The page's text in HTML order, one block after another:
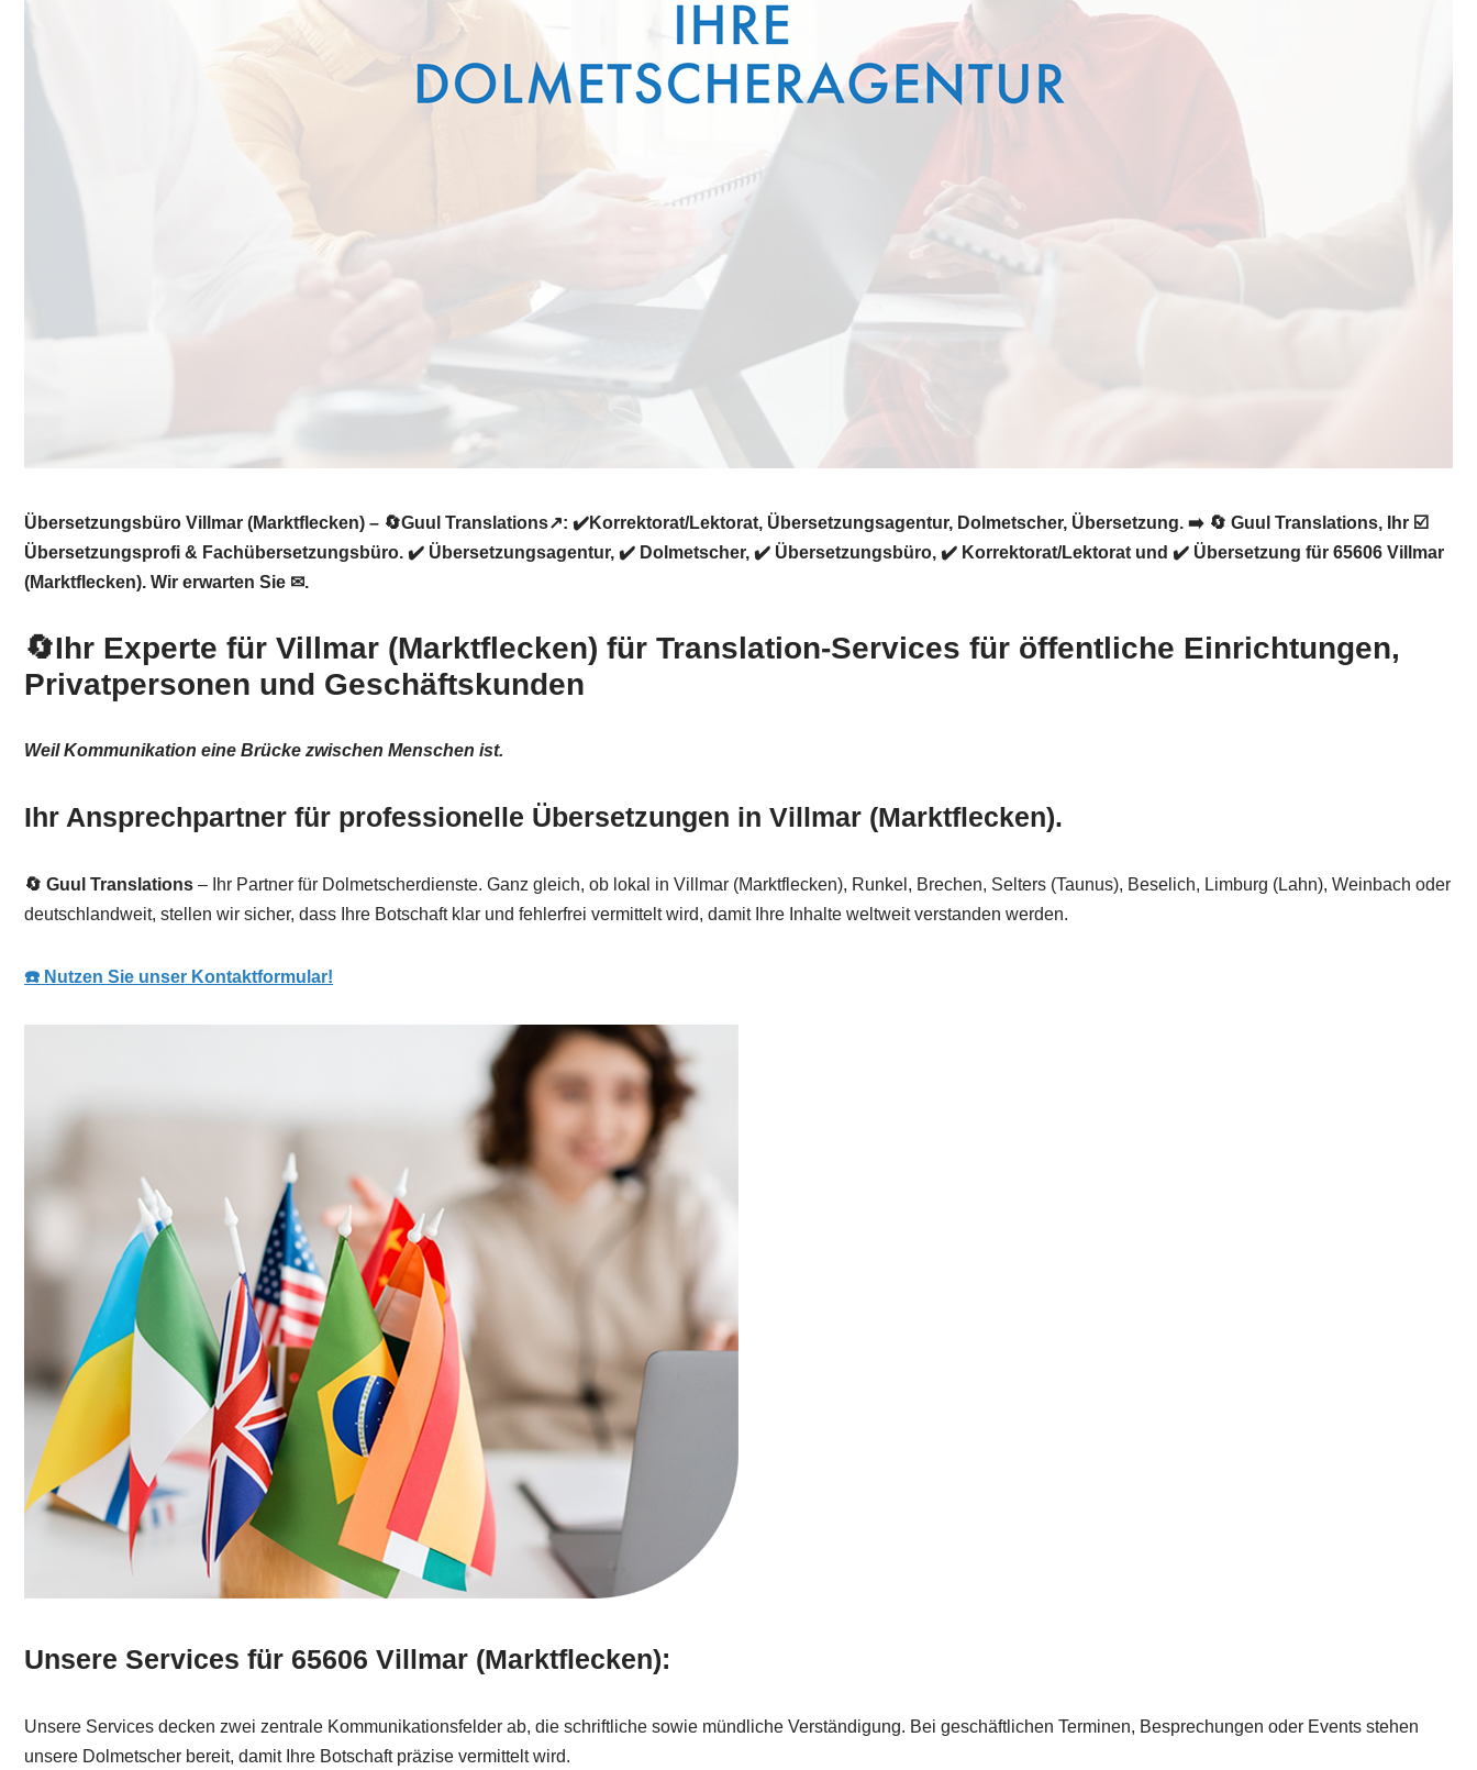
Übersetzungsbüro Villmar (Marktflecken) – 🔄Guul Translations↗️: ✔️Korrektorat/Lektorat, Übersetzungsagentur, Dolmetscher, Übersetzung. ➡️ 🔄 Guul Translations, Ihr ☑️
Übersetzungsprofi & Fachübersetzungsbüro. ✔️ Übersetzungsagentur, ✔️ Dolmetscher, ✔️ Übersetzungsbüro, ✔️ Korrektorat/Lektorat und ✔️ Übersetzung für 65606 Villmar
(Marktflecken). Wir erwarten Sie ✉.
🔄Ihr Experte für Villmar (Marktflecken) für Translation-Services für öffentliche Einrichtungen,
Privatpersonen und Geschäftskunden
Weil Kommunikation eine Brücke zwischen Menschen ist.
Ihr Ansprechpartner für professionelle Übersetzungen in Villmar (Marktflecken).
🔄 Guul Translations – Ihr Partner für Dolmetscherdienste. Ganz gleich, ob lokal in Villmar (Marktflecken), Runkel, Brechen, Selters (Taunus), Beselich, Limburg (Lahn), Weinbach oder
deutschlandweit, stellen wir sicher, dass Ihre Botschaft klar und fehlerfrei vermittelt wird, damit Ihre Inhalte weltweit verstanden werden.
☎️ Nutzen Sie unser Kontaktformular!
Unsere Services für 65606 Villmar (Marktflecken):
Unsere Services decken zwei zentrale Kommunikationsfelder ab, die schriftliche sowie mündliche Verständigung. Bei geschäftlichen Terminen, Besprechungen oder Events stehen
unsere Dolmetscher bereit, damit Ihre Botschaft präzise vermittelt wird.